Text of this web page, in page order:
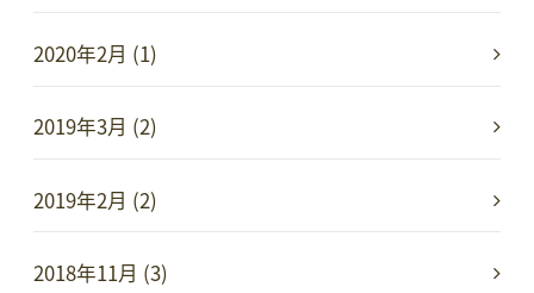
2020年2月 (1)
2019年3月 (2)
2019年2月 (2)
2018年11月 (3)